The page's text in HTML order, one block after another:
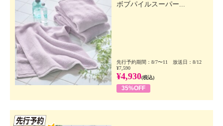
ボブパイルスーパー...
先行予約期間：8/7〜11 放送日：8/12
¥7,590
¥4,930(税込)
35%OFF